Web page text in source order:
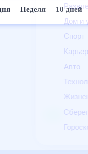
Дом
Спорт
Авто
3 дня Неделя 10